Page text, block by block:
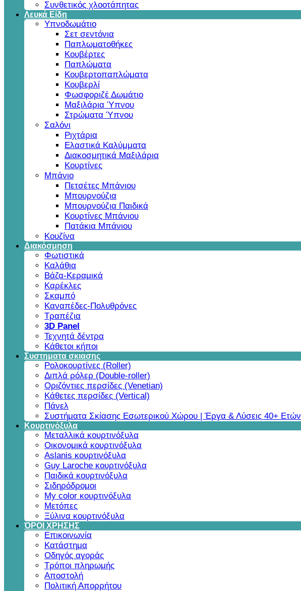
Συνθετικός χλοοτάπητας
Λευκά Είδη
Υπνοδωμάτιο
Σετ σεντόνια
Παπλωματοθήκες
Κουβέρτες
Παπλώματα
Κουβερτοπαπλώματα
Κουβερλί
Φωσφοριζέ Δωμάτιο
Μαξιλάρια Ύπνου
Στρώματα Ύπνου
Σαλόνι
Ριχτάρια
Ελαστικά Καλύμματα
Διακοσμητικά Μαξιλάρια
Κουρτίνες
Μπάνιο
Πετσέτες Μπάνιου
Μπουρνούζια
Μπουρνούζια Παιδικά
Κουρτίνες Μπάνιου
Πατάκια Μπάνιου
Κουζίνα
Διακόσμηση
Φωτιστικά
Καλάθια
Βάζα-Κεραμικά
Καρέκλες
Σκαμπό
Καναπέδες-Πολυθρόνες
Τραπέζια
3D Panel
Τεχνητά δέντρα
Κάθετοι κήποι
Συστηματα σκιασης
Ρολοκουρτίνες (Roller)
Διπλά ρόλερ (Double-roller)
Οριζόντιες περσίδες (Venetian)
Κάθετες περσίδες (Vertical)
Πάνελ
Συστήματα Σκίασης Εσωτερικού Χώρου | Έργα & Λύσεις 40+ Ετών
Κουρτινόξυλα
Μεταλλικά κουρτινόξυλα
Οικονομικά κουρτινόξυλα
Aslanis κουρτινόξυλα
Guy Laroche κουρτινόξυλα
Παιδικά κουρτινόξυλα
Σιδηρόδρομοι
My color κουρτινόξυλα
Μετόπες
Ξύλινα κουρτινόξυλα
ΌΡΟΙ ΧΡΗΣΗΣ
Επικοινωνία
Κατάστημα
Οδηγός αγοράς
Τρόποι πληρωμής
Αποστολή
Πολιτική Απορρήτου